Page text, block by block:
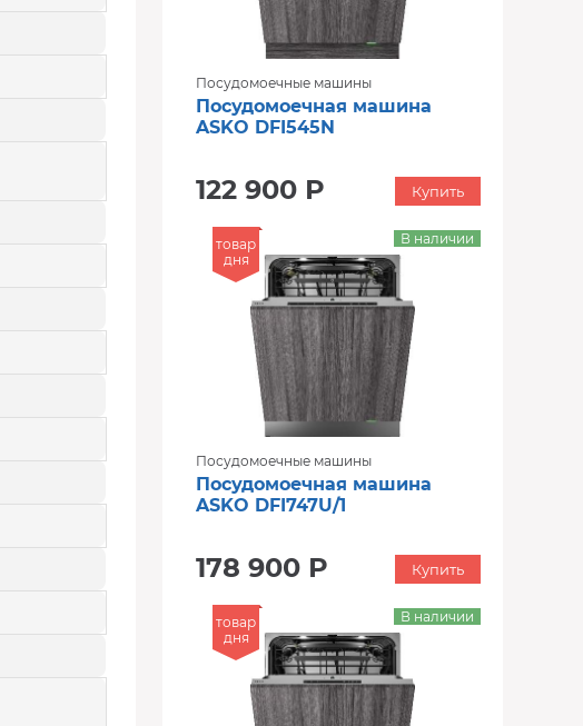
Посудомоечные машины
Посудомоечная машина
ASKO DFI545N
122 900 Р Купить
товар
дня
Посудомоечные машины
Посудомоечная машина
ASKO DFI747U/1
178 900 Р
В наличии
Купить
товар
дня
В наличии